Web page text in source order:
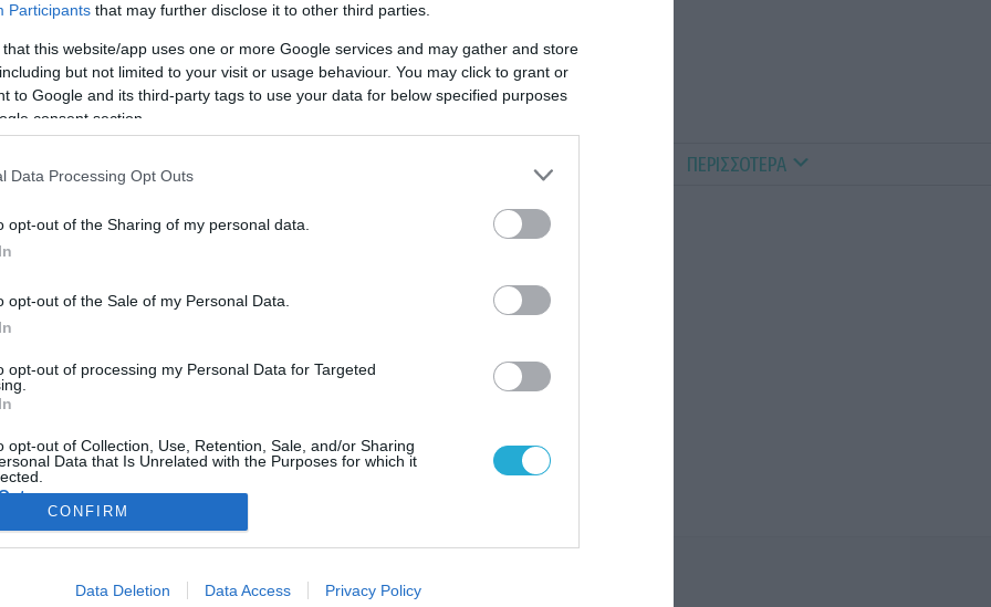
Participants that may further disclose it to other third parties.
that this website/app uses one or more Google services and may gather and store
but not limited to your visit or usage behaviour. You may click to grant or
to Google and its third-party tags to use your data for below specified purposes
consent section.
Data Processing Opt Outs
opt-out of the Sharing of my personal data.
opt-out of the Sale of my Personal Data.
opt-out of processing my Personal Data for Targeted
opt-out of Collection, Use, Retention, Sale, and/or Sharing
Data that Is Unrelated with the Purposes for which it
allow Google to enable storage related to advertising like cookies on
CONFIRM
Data Deletion Data Access Privacy Policy
ΑΣΘΕΝΕΙΕΣ ΨΥΧΟΛΟΓΙΑ HEALTHY PETS ΠΕΡΙΣΣΟΤΕΡΑ
ΠΕΡΙΘΑΛΨΗ & ΑΣΦΑΛΙΣΗ
Εθελοντές γιατροί “αγκαλιάζουν” τους
ανασφάλιστους
Δεν έχουν πρόσβαση σε υπηρεσίες υγείας. Έμειναν άνεργοι, έχασαν
την ασφάλισή τους και τώρα βρίσκουν καταφύγιο σε πρωτοβουλίες
οικονομικά και αδυνατούν να πληρώσουν ακόμα και μια ιατρική
επίσκεψη επωφελούνται από τις υπηρεσίες που προσφέρουν
εθελοντικά γιατροί, σε εκστρατείες ανθρωπιάς. Μια από αυτές είναι
η πρωτοβουλία του Ροταριανού […]
13.11.2013 11:15
ΦΑΡΜΑΚΑ